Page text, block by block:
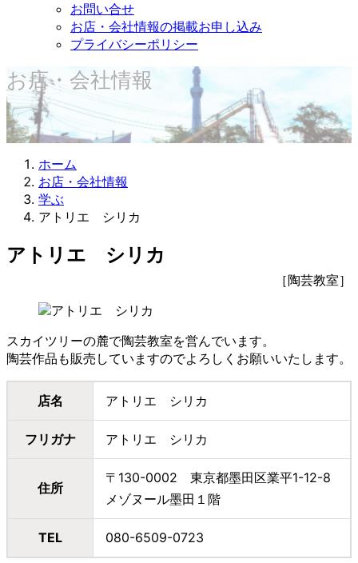
お問い合せ
お店・会社情報の掲載お申し込み
プライバシーポリシー
お店・会社情報
ホーム
お店・会社情報
学ぶ
アトリエ シリカ
アトリエ シリカ
［陶芸教室］
スカイツリーの麓で陶芸教室を営んでいます。
陶芸作品も販売していますのでよろしくお願いいたします。
店名 アトリエ シリカ
フリガナ アトリエ シリカ
住所
〒130-0002 東京都墨田区業平1-12-8
メゾヌール墨田１階
TEL 080-6509-0723